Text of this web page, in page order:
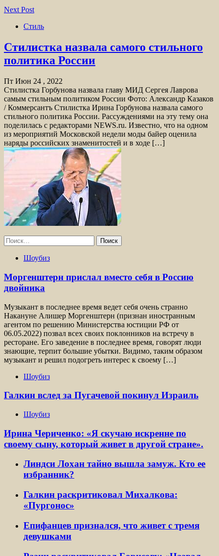
Next Post
Стиль
Стилистка назвала самого стильного
политика России
Пт Июн 24 , 2022
Стилистка Горбунова назвала главу МИД Сергея Лаврова
самым стильным политиком России Фото: Александр Казаков
/ Коммерсантъ Стилистка Ирина Горбунова назвала самого
стильного политика России. Рассуждениями на эту тему она
поделилась с редакторами NEWS.ru. Известно, что на одном
из мероприятий Московской недели моды байер оценила
наряды российских знаменитостей и в ходе […]
Найти:
Шоубиз
Моргенштерн прислал вместо себя в Россию
двойника
Музыкант в последнее время ведет себя очень странно
Накануне Алишер Моргенштерн (признан иностранным
агентом по решению Министерства юстиции РФ от
06.05.2022) позвал всех своих поклонников на встречу в
ресторане. Его заведение в последнее время, говорят люди
знающие, терпит большие убытки. Видимо, таким образом
музыкант и решил подогреть интерес к своему […]
Шоубиз
Галкин вслед за Пугачевой покинул Израиль
Шоубиз
Ирина Чериченко: «Я скучаю искренне по
своему сыну, который живет в другой стране».
Линдси Лохан тайно вышла замуж. Кто ее
избранник?
Галкин раскритиковал Михалкова:
«Пургонос»
Епифанцев признался, что живет с тремя
девушками